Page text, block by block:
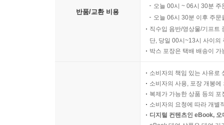
반품/교환 비용
오늘 00시 ~ 06시 30분
오늘 06시 30분 이후 주
직수입 음반/영상물/기프트
단, 당일 00시~13시 사이의
박스 포장은 택배 배송이
소비자의 책임 있는 사유로
소비자의 사용, 포장 개봉
복제가 가능한 상품 등의
소비자의 요청에 따라 개별
디지털 컨텐츠인 eBook,